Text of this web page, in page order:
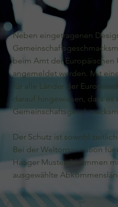
Neben eingetragenen
beim Amt der Europäischen
angemeldet werden. Mit
für alle Länder der
darauf hingewiesen, dass
Der Schutz ist sowohl
Bei der Weltorganisation für
Haager Musterabkommen
ausgewählte